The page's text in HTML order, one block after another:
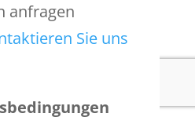
anfragen
Sie uns